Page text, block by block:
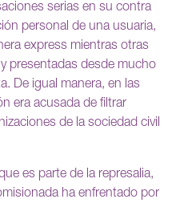
serias en su contra
personal de una usuaria,
express mientras otras
presentadas desde mucho
De igual manera, en las
era acusada de filtrar
de la sociedad civil
es parte de la represalia,
ha enfrentado por